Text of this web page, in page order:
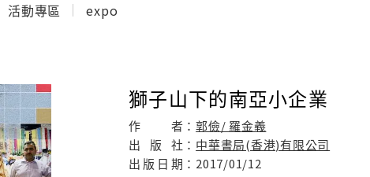
活動專區 expo
獅子山下的南亞小企業
作 者：郭儉/ 羅金義
出
版 社： 中華書局(香港)有限公司
出 版 日 期： 2017/01/12